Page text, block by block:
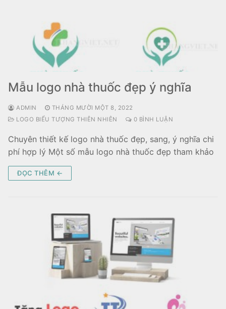
Mẫu logo nhà thuốc đẹp ý nghĩa
ADMIN
THÁNG MƯỜI MỘT 8, 2022
LOGO BIỂU TƯỢNG THIÊN NHIÊN
0 BÌNH LUẬN
Chuyên thiết kế logo nhà thuốc đẹp, sang, ý nghĩa chi
phí hợp lý Một số mẫu logo nhà thuốc đẹp tham khảo
ĐỌC THÊM ←